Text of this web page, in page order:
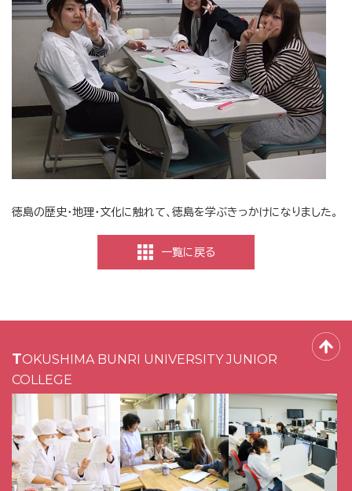
徳島の歴史・地理・文化に触れて、徳島を学ぶきっかけになりました。
一覧に戻る
TOKUSHIMA BUNRI UNIVERSITY JUNIOR
COLLEGE